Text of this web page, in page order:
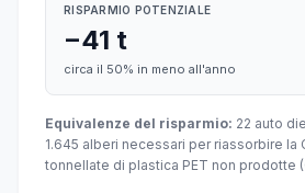
RISPARMIO POTENZIALE
−41 t
circa il 50% in meno all'anno
Equivalenze del risparmio: 22 auto
1.645 alberi necessari per riassorbire la
tonnellate di plastica PET non prodotte